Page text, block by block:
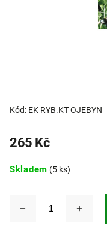
Kód: EK RYB.KT OJEBYN
265 Kč
Skladem (5 ks)